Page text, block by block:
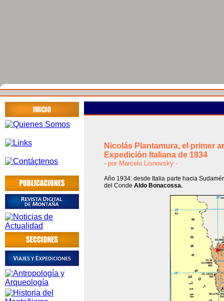
Nicolás Plantamura, el primer
Expedición Italiana de 1934
- por Marcelo Lisnovsky -
Año 1934: desde Italia parte hacia
del Conde Aldo Bonacossa.